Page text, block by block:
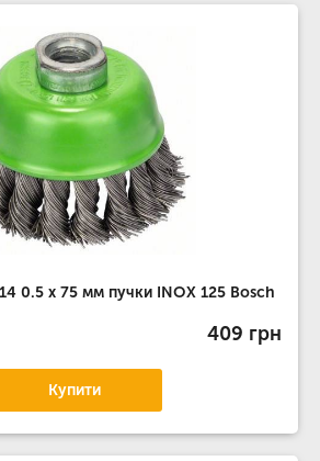
0.5 х 75 мм пучки INOX 125 Bosch
409 грн
Купити